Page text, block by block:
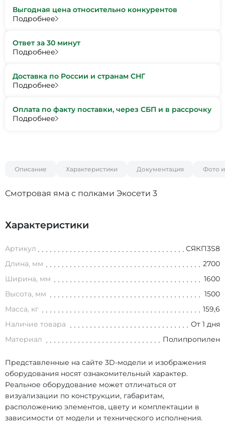
Выгодная цена относительно конкурентов
Подробнее
Ответ за 30 минут
Подробнее
Доставка по России и странам СНГ
Подробнее
Оплата по факту поставки, через СБП и в рассрочку
Подробнее
Описание Характеристики Документация Фото
Смотровая яма с полками Экосети 3
Характеристики
Артикул
СЯКП3S8
Длина, мм
2700
Ширина, мм
1600
Высота, мм
1500
Масса, кг
159,6
Наличие товара
От 1 дня
Материал
Полипропилен
Представленные на сайте 3D-модели и изображения
оборудования носят ознакомительный характер.
Реальное оборудование может отличаться от
визуализации по конструкции, габаритам,
расположению элементов, цвету и комплектации в
зависимости от модели и технического исполнения.